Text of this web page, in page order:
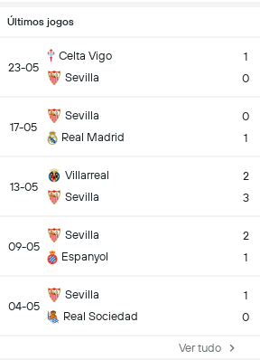
Últimos jogos
23-05
Celta Vigo
Sevilla
1
0
17-05
Sevilla
Real Madrid
0
1
13-05
Villarreal
Sevilla
2
3
09-05
Sevilla
Espanyol
2
1
04-05
Sevilla
Real Sociedad
1
0
Ver tudo